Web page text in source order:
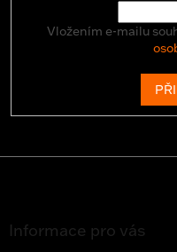
Vložením e-mailu
Informace pro vás